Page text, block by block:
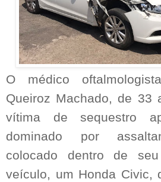
O médico
Queiroz Machado, de 33
vítima de sequestro
dominado por
colocado dentro de
veículo, um Honda Civic,